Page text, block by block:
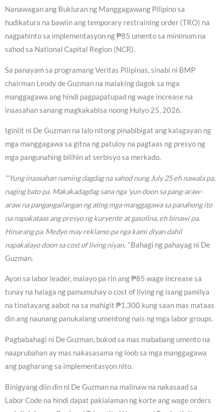
Nanawagan ang Bukluran ng Manggagawang Pilipino sa
hudikatura na bawiin ang temporary restraining order (TRO) na
nagpahinto sa implementasyon ng ₱85 umento sa minimum na
sahod sa National Capital Region (NCR).
Sa panayam sa programang Veritas Pilipinas, sinabi ni BMP
chairman Leody de Guzman na malaking dagok sa mga
manggagawa ang hindi pagpapatupad ng wage increase na
inaasahan sanang magkakabisa noong Hulyo 25, 2026.
Iginiit ni De Guzman na lalo nitong pinabibigat ang kalagayan ng
mga manggagawa sa gitna ng patuloy na pagtaas ng presyo ng
mga pangunahing bilihin at serbisyo sa merkado.
“‘Yung inaasahan naming dagdag na sahod nung July 25 eh nawala pa,
naging bato pa. Makakadagdag sana nga ‘yun doon sa pang-araw-
araw na pangangailangan ng ating mga manggagawa sa panahong ito
na napakataas ang presyo ng kuryente at gasolina, eh binawi pa.
Hinarang pa. Medyo may reklamo pa nga kami diyan dahil
napakalayo doon sa cost of living niyan, “Bahagi ng pahayag ni De
Guzman.
Ayon sa labor leader, malayo pa rin ang ₱85 wage increase sa
tunay na halaga ng pamumuhay o cost of living ng isang pamilya
na tinatayang aabot na sa mahigit ₱1,300 kung saan mas mataas
din ang naunang panukalang umentong nais ng mga labor groups.
Pagbabahagi ni De Guzman, bukod sa mas mababang umento na
naaprubahan ay mas nakasasama ng loob sa mga manggagawa
ang pagharang sa implementasyon nito.
Binigyang diin din ni De Guzman na malinaw na nakasaad sa
Labor Code na hindi dapat pakialaman ng korte ang wage orders